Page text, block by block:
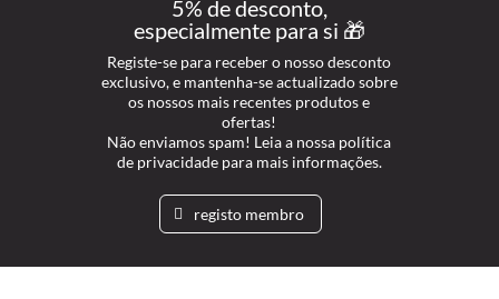
5% de desconto,
especialmente para si 🎁
Registe-se para receber o nosso desconto
exclusivo, e mantenha-se actualizado sobre
os nossos mais recentes produtos e
ofertas!
Não enviamos spam! Leia a nossa política
de privacidade para mais informações.
registo membro